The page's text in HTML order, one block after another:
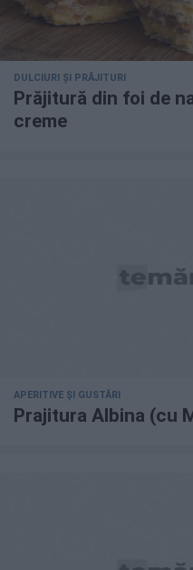
DULCIURI ȘI PRĂJITURI
Prăjitură din foi de
creme
APERITIVE ȘI GUSTĂRI
Prajitura Albina (cu